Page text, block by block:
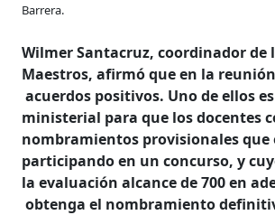
Barrera.
Wilmer Santacruz, coordinador de
Maestros, afirmó que en la
acuerdos positivos. Uno de ellos
ministerial para que los docentes
nombramientos provisionales que
participando en un concurso, y
la evaluación alcance de 700 en
obtenga el nombramiento